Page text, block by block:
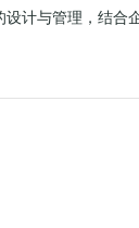
计与管理，结合